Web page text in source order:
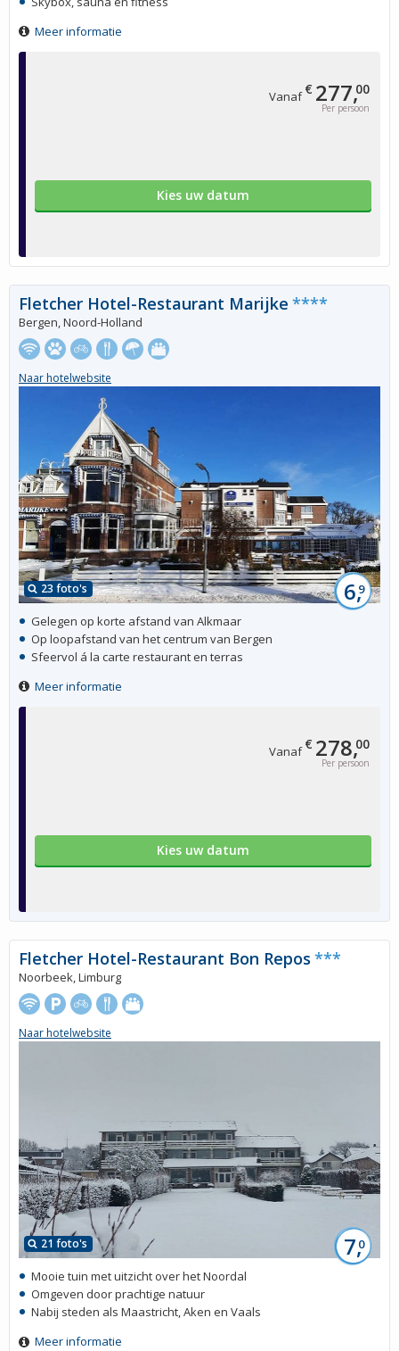
Vanaf€ 277,00
Per persoon
Kies uw datum
Meer informatie
Vanaf€ 278,00
Per persoon
Kies uw datum
23 foto's 6,9
Fletcher Hotel-Restaurant Marijke ****
Bergen, Noord-Holland
Naar hotelwebsite
Gelegen op korte afstand van Alkmaar
Op loopafstand van het centrum van Bergen
Sfeervol á la carte restaurant en terras
Meer informatie
21 foto's 7,0
Fletcher Hotel-Restaurant Bon Repos ***
Noorbeek, Limburg
Naar hotelwebsite
Mooie tuin met uitzicht over het Noordal
Omgeven door prachtige natuur
Nabij steden als Maastricht, Aken en Vaals
Meer informatie